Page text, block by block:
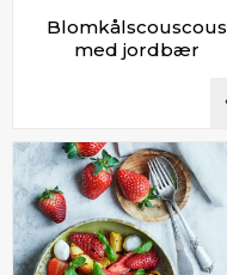
Blomkålscouscous
med jordbær